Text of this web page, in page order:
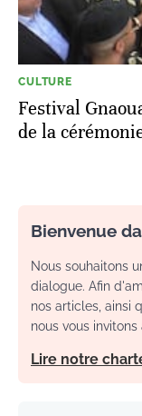
CULTURE
Festival
de la
Bienvenue
Nous souhaitons
dialogue. Afin
nos articles, ainsi
nous vous
Lire notre